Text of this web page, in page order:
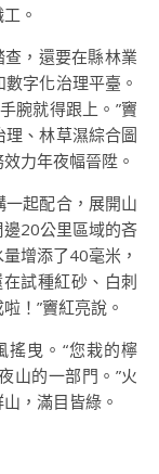
。
查，還要在縣林業
字化治理平臺。
腕就得跟上。”竇
、林草濕綜合圖
力年夜幅晉陞。
起配合，展開山
20公里區域的吝
增添了40毫米，
試種紅砂、白刺
！”竇紅亮說。
搖曳。“您栽的檸
山的一部門。”火
，滿目皆綠。